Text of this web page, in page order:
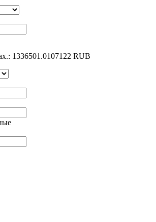
1336501.0107122 RUB